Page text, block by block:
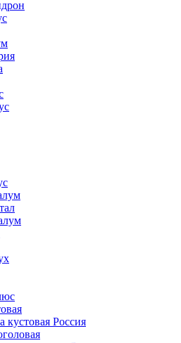
кустовая Россия